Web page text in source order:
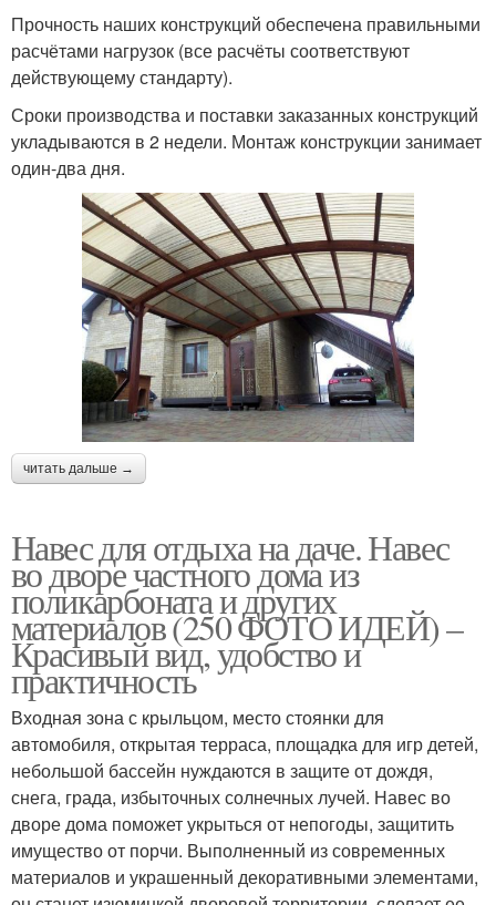
Прочность наших конструкций обеспечена правильными
расчётами нагрузок (все расчёты соответствуют
действующему стандарту).
Сроки производства и поставки заказанных конструкций
укладываются в 2 недели. Монтаж конструкции занимает
один-два дня.
читать дальше →
Навес для отдыха на даче. Навес
во дворе частного дома из
поликарбоната и других
материалов (250 ФОТО ИДЕЙ) –
Красивый вид, удобство и
практичность
Входная зона с крыльцом, место стоянки для
автомобиля, открытая терраса, площадка для игр детей,
небольшой бассейн нуждаются в защите от дождя,
снега, града, избыточных солнечных лучей. Навес во
дворе дома поможет укрыться от непогоды, защитить
имущество от порчи. Выполненный из современных
материалов и украшенный декоративными элементами,